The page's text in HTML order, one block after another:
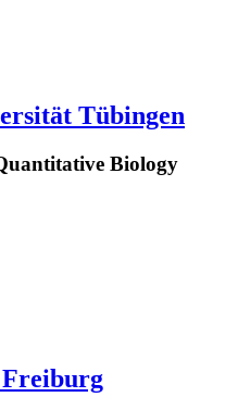
Tübingen
Biology